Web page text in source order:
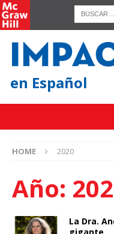
en Español
HOME 2020
Año:
La Dra.